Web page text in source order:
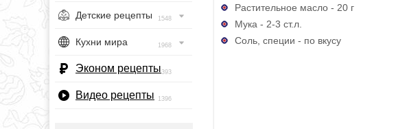
Детские рецепты 1548
Кухни мира 1968
Эконом рецепты393
Видео рецепты 1396
Растительное масло - 20 г
Мука - 2-3 ст.л.
Соль, специи - по вкусу